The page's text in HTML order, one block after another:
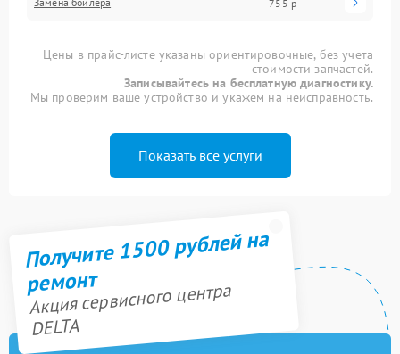
755 р
Цены в прайс-листе указаны ориентировочные, без учета
стоимости запчастей.
Записывайтесь на бесплатную диагностику.
Мы проверим ваше устройство и укажем на неисправность.
Показать все услуги
Получите 1500 рублей на
ремонт
Акция сервисного центра
DELTA